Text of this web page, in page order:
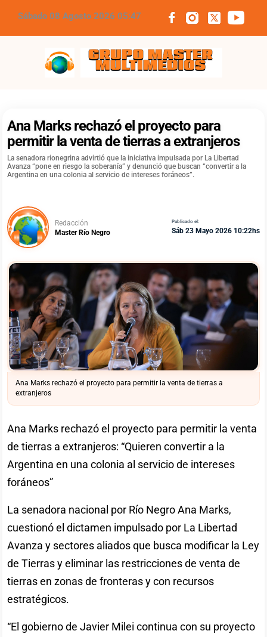
Sábado 08 Agosto 2026 05:47
Grupo Master Multimedios
Ana Marks rechazó el proyecto para
permitir la venta de tierras a extranjeros
La senadora rionegrina advirtió que la iniciativa impulsada por La Libertad
Avanza “pone en riesgo la soberanía” y denunció que buscan “convertir a la
Argentina en una colonia al servicio de intereses foráneos”.
Redacción
Master Río Negro
Publicado el:
Sáb 23 Mayo 2026 10:22hs
Ana Marks rechazó el proyecto para permitir la venta de tierras a
extranjeros
Ana Marks rechazó el proyecto para permitir la venta
de tierras a extranjeros: “Quieren convertir a la
Argentina en una colonia al servicio de intereses
foráneos”
La senadora nacional por Río Negro Ana Marks,
cuestionó el dictamen impulsado por La Libertad
Avanza y sectores aliados que busca modificar la Ley
de Tierras y eliminar las restricciones de venta de
tierras en zonas de fronteras y con recursos
estratégicos.
“El gobierno de Javier Milei continua con su proyecto